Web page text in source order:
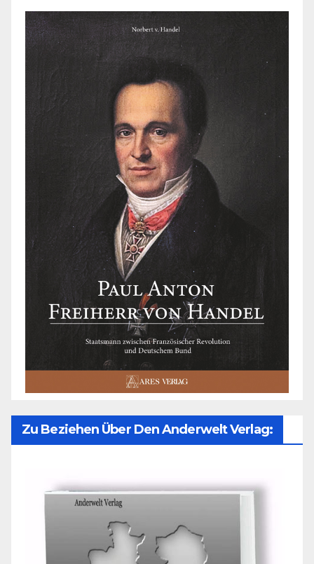
Zu Beziehen Über Den Anderwelt Verlag: